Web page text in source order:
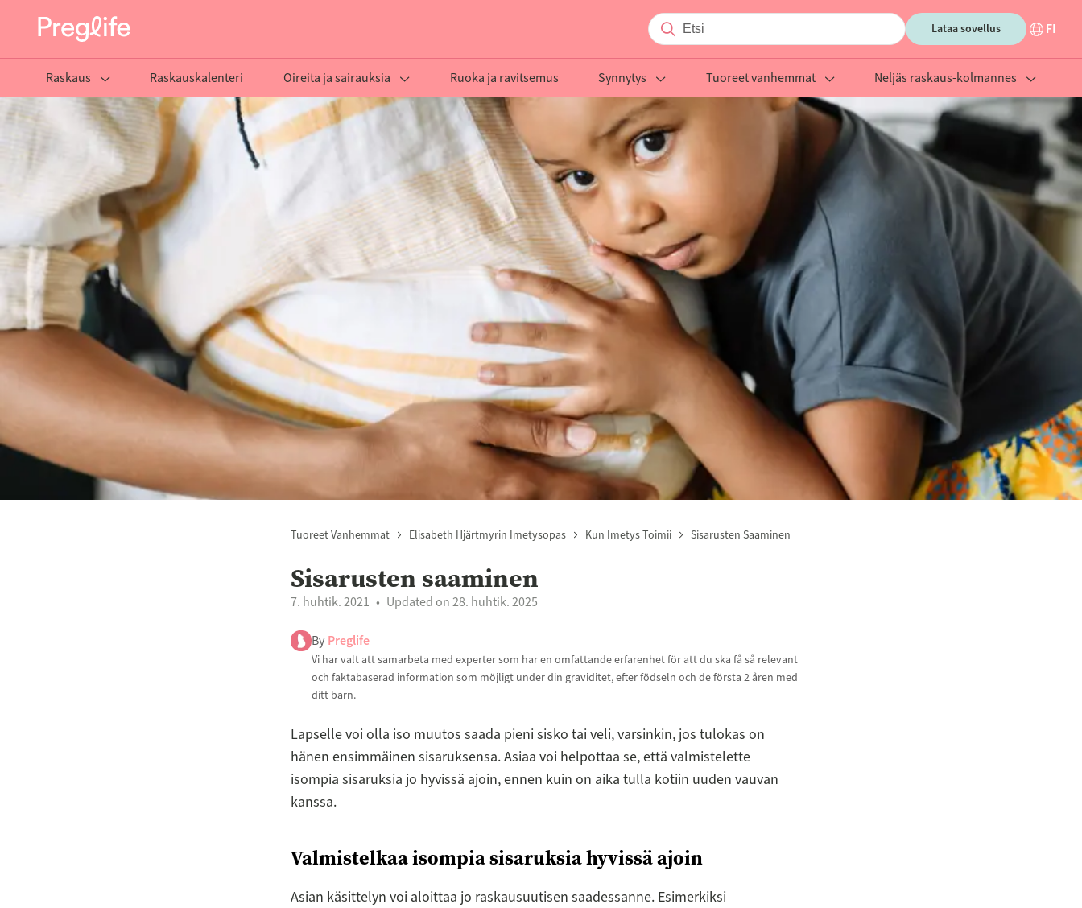
Lataa sovellus FI
Raskaus Raskauskalenteri Oireita ja sairauksia Ruoka ja ravitsemus Synnytys Tuoreet vanhemmat Neljäs raskaus-kolmannes
Tuoreet Vanhemmat Elisabeth Hjärtmyrin Imetysopas Kun Imetys Toimii Sisarusten Saaminen
Sisarusten saaminen
7. huhtik. 2021 Updated on 28. huhtik. 2025
By Preglife
Vi har valt att samarbeta med experter som har en omfattande erfarenhet för att du ska få så relevant
och faktabaserad information som möjligt under din graviditet, efter födseln och de första 2 åren med
ditt barn.
Lapselle voi olla iso muutos saada pieni sisko tai veli, varsinkin, jos tulokas on
hänen ensimmäinen sisaruksensa. Asiaa voi helpottaa se, että valmistelette
isompia sisaruksia jo hyvissä ajoin, ennen kuin on aika tulla kotiin uuden vauvan
kanssa.
Valmistelkaa isompia sisaruksia hyvissä ajoin
Asian käsittelyn voi aloittaa jo raskausuutisen saadessanne. Esimerkiksi